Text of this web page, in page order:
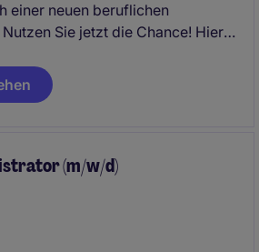
einer neuen beruflichen
Sie jetzt die Chance! Hier
(m/w/d)